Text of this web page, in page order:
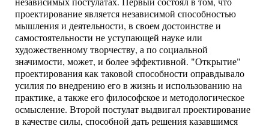
проектирование является независимой способностью
мышления и деятельности, в своем достоинстве и
самостоятельности не уступающей науке или
художественному творчеству, а по социальной
значимости, может, и более эффективной. "Открытие"
проектирования как таковой способности оправдывало
усилия по внедрению его в жизнь и использованию на
практике, а также его философское и методологическое
осмысление. Второй постулат выдвигал проектирование
в качестве силы, способной дать решения казавшимся